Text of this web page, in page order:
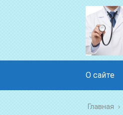
О сайте
Главная ›